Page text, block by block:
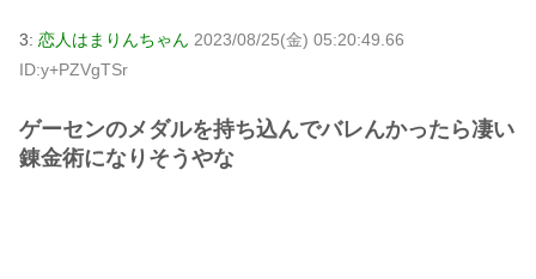
3: 恋人はまりんちゃん 2023/08/25(金) 05:20:49.66
ID:y+PZVgTSr
ゲーセンのメダルを持ち込んでバレんかったら凄い
錬金術になりそうやな